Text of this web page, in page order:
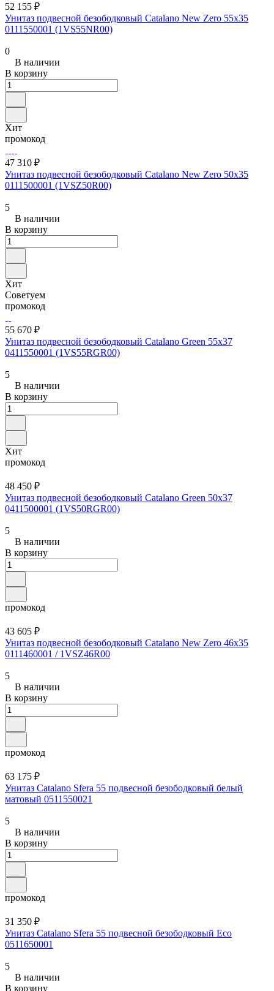
52 155 ₽
Унитаз подвесной безободковый Catalano New Zero 55x35
0111550001 (1VS55NR00)
0
В наличии
В корзину
Хит
промокод
47 310 ₽
Унитаз подвесной безободковый Catalano New Zero 50x35
0111500001 (1VSZ50R00)
5
В наличии
В корзину
Хит
Советуем
промокод
55 670 ₽
Унитаз подвесной безободковый Catalano Green 55x37
0411550001 (1VS55RGR00)
5
В наличии
В корзину
Хит
промокод
48 450 ₽
Унитаз подвесной безободковый Catalano Green 50x37
0411500001 (1VS50RGR00)
5
В наличии
В корзину
промокод
43 605 ₽
Унитаз подвесной безободковый Catalano New Zero 46x35
0111460001 / 1VSZ46R00
5
В наличии
В корзину
промокод
63 175 ₽
Унитаз Catalano Sfera 55 подвесной безободковый белый
матовый 0511550021
5
В наличии
В корзину
промокод
31 350 ₽
Унитаз Catalano Sfera 55 подвесной безободковый Eco
0511650001
5
В наличии
В корзину